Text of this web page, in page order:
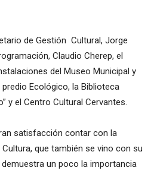
de Gestión Cultural, Jorge
Claudio Cherep, el
del Museo Municipal y
Ecológico, la Biblioteca
y el Centro Cultural Cervantes.
satisfacción contar con la
que también se vino con su
un poco la importancia